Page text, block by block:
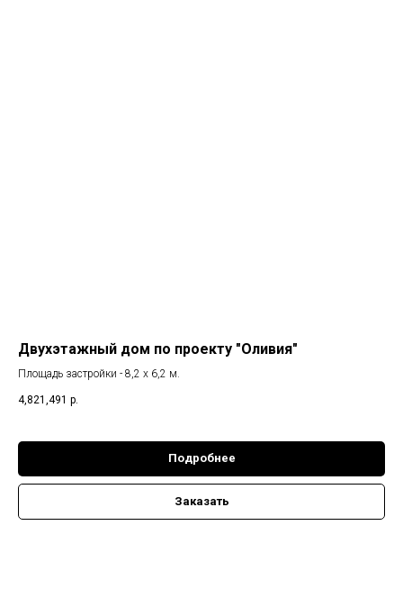
Двухэтажный дом по проекту "Оливия"
Площадь застройки - 8,2 х 6,2 м.
4,821,491 р.
Подробнее
Заказать